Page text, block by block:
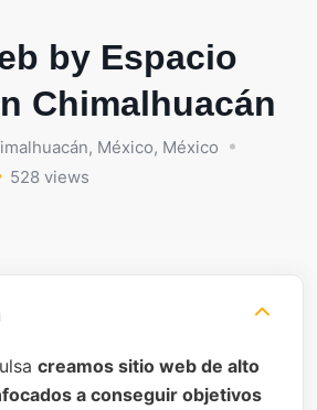
by Espacio
Chimalhuacán
, México, México
528 views
creamos sitio web de alto
a conseguir objetivos